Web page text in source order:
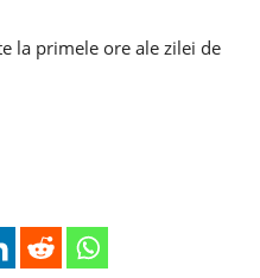
la primele ore ale zilei de